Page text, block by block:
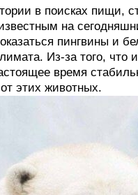
в поисках пищи,
на
пингвины и
Из-за того, что
время
этих животных.